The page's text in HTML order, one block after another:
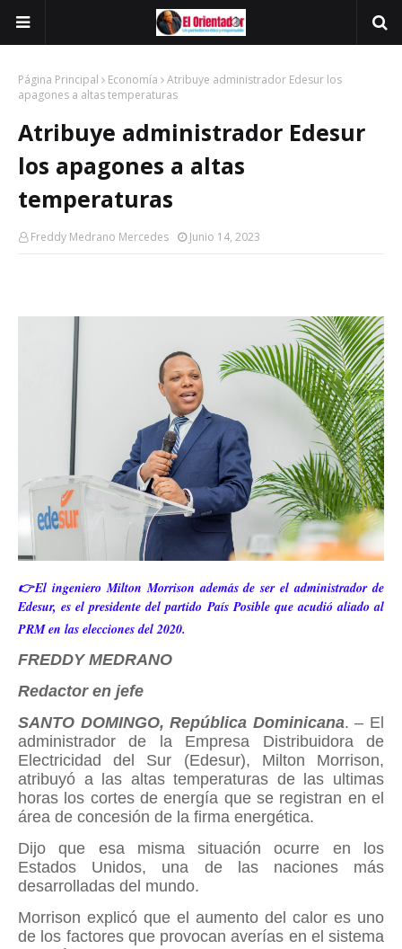
Página Principal Economía
Atribuye administrador Edesur los
apagones a altas temperaturas
Atribuye administrador Edesur
los apagones a altas
temperaturas
Freddy Medrano Mercedes Junio 14, 2023
👉El ingeniero Milton Morrison además de ser el administrador de
Edesur, es el presidente del partido País Posible que acudió aliado al
PRM en las elecciones del 2020.
FREDDY MEDRANO
Redactor en jefe
SANTO DOMINGO, República Dominicana. – El
administrador de la Empresa Distribuidora de
Electricidad del Sur (Edesur), Milton Morrison,
atribuyó a las altas temperaturas de las ultimas
horas los cortes de energía que se registran en el
área de concesión de la firma energética.
Dijo que esa misma situación ocurre en los
Estados Unidos, una de las naciones más
desarrolladas del mundo.
Morrison explicó que el aumento del calor es uno
de los factores que provocan averías en el sistema